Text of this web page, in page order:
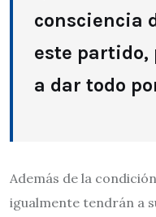
consciencia
este partido,
a dar todo
Además de la
igualmente tendrán a